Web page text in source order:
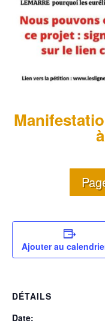
Ajouter au
DÉTAILS
Date: